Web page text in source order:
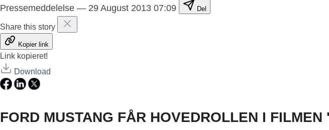
Pressemeddelelse — 29 August 2013 07:09 Del
Share this story
Kopier link
Link kopieret!
Download
FORD MUSTANG FÅR HOVEDROLLEN I